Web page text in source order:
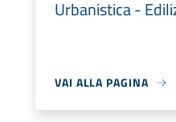
Urbanistica -
VAI ALLA PAGINA